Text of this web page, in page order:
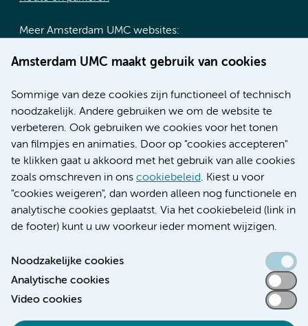
Amsterdam UMC maakt gebruik van cookies
Sommige van deze cookies zijn functioneel of technisch
noodzakelijk. Andere gebruiken we om de website te
verbeteren. Ook gebruiken we cookies voor het tonen
van filmpjes en animaties. Door op "cookies accepteren"
te klikken gaat u akkoord met het gebruik van alle cookies
zoals omschreven in ons cookiebeleid. Kiest u voor
"cookies weigeren", dan worden alleen nog functionele en
analytische cookies geplaatst. Via het cookiebeleid (link in
de footer) kunt u uw voorkeur ieder moment wijzigen.
Noodzakelijke cookies
Analytische cookies
Video cookies
Meer Amsterdam UMC websites:
Werken bij Amsterdam UMC
Nieuws
Research
Educatie locatie AMC
Educatie locatie VUmc
Verwijzen & diagnostiek
Toegankelijkheidsverklaring
Responsible disclosure